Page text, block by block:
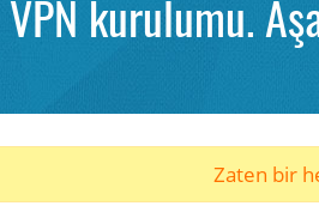
VPN kurulumu.
Zaten bir